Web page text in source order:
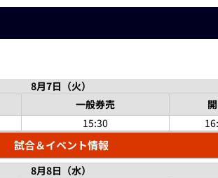
8月7日（火）
一般券売
15:30
試合＆イベント情報
8月8日（水）